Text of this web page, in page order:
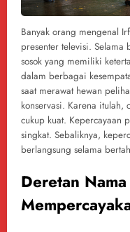
Banyak orang mengenal
presenter televisi. Selama
sosok yang memiliki
dalam berbagai
saat merawat hewan
konservasi. Karena
cukup kuat. Kepercayaan
singkat. Sebaliknya,
berlangsung selama
Deretan